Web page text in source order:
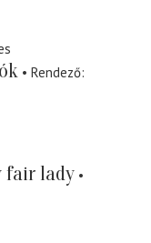
Rendező
fair lady